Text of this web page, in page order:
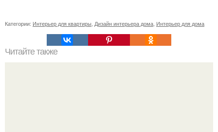
Категории: Интерьер для квартиры Дизайн интерьера дома Интерьер для дома
Читайте также